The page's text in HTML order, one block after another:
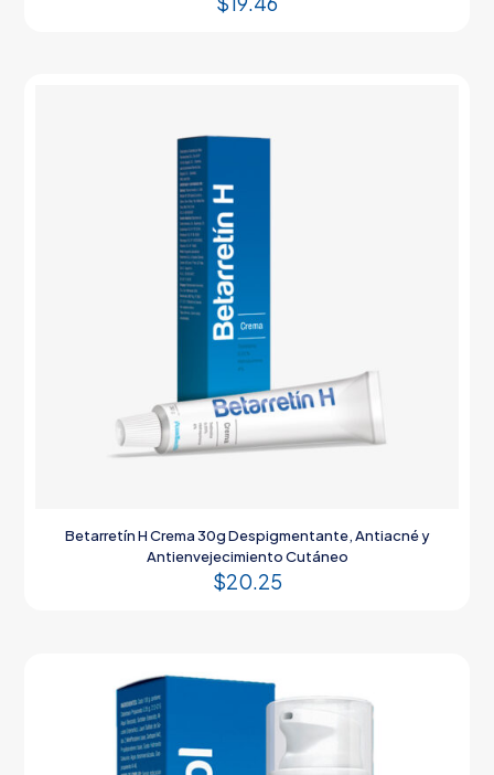
Betarretín H Crema 30g Despigmentante, Antiacné y
Antienvejecimiento Cutáneo
$20.25